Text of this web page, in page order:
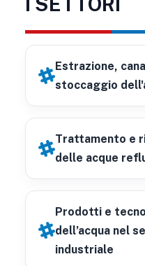
Estrazione,
stoccaggio
Trattamento e
delle acque
Prodotti e
dell’acqua nel
industriale